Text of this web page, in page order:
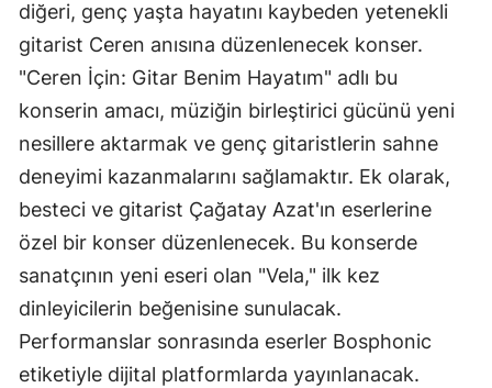
diğeri, genç yaşta hayatını kaybeden yetenekli
gitarist Ceren anısına düzenlenecek konser.
"Ceren İçin: Gitar Benim Hayatım" adlı bu
konserin amacı, müziğin birleştirici gücünü yeni
nesillere aktarmak ve genç gitaristlerin sahne
deneyimi kazanmalarını sağlamaktır. Ek olarak,
besteci ve gitarist Çağatay Azat'ın eserlerine
özel bir konser düzenlenecek. Bu konserde
sanatçının yeni eseri olan "Vela," ilk kez
dinleyicilerin beğenisine sunulacak.
Performanslar sonrasında eserler Bosphonic
etiketiyle dijital platformlarda yayınlanacak.